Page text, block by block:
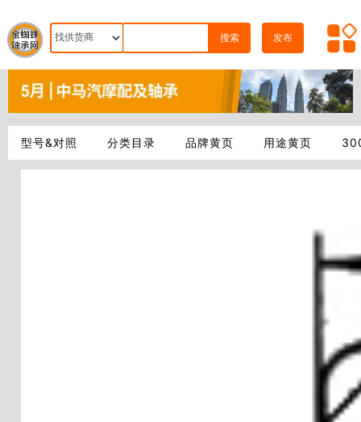
搜索 发布
型号&对照 分类目录 品牌黄页 用途黄页